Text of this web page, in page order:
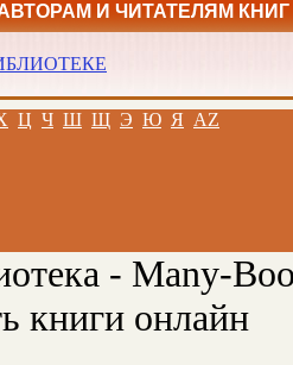
И ЧИТАТЕЛЯМ КНИГ
Ц Ч Ш Щ Э Ю Я AZ
- Many-
книги онлайн